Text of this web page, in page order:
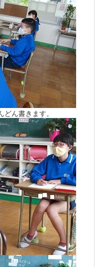
ん書きます。